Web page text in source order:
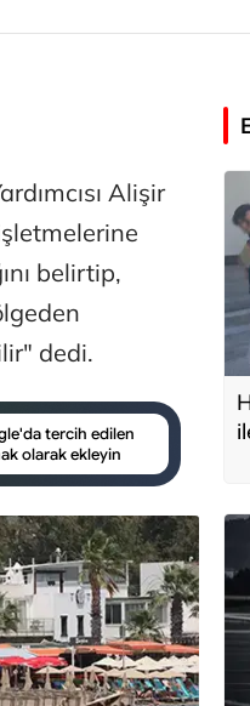
Alişir
belirtip,
dedi.
tercih edilen
olarak ekleyin